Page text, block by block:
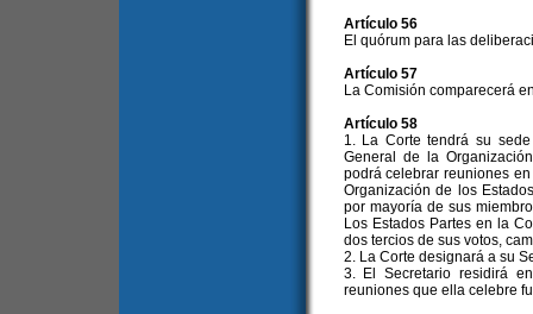
Artículo 56
El quórum para las
Artículo 57
La Comisión comparecerá
Artículo 58
1. La Corte tendrá su
General de la
podrá celebrar reuniones
Organización de los
por mayoría de sus
Los Estados Partes en la
dos tercios de sus votos,
2. La Corte designará a su
3. El Secretario residirá
reuniones que ella celebre